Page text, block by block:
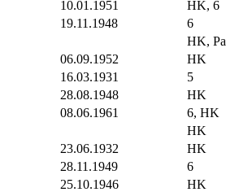
10.01.1951
HK, 6
19.11.1948
6
HK,
06.09.1952
HK
16.03.1931
5
28.08.1948
HK
08.06.1961
6, HK
HK
23.06.1932
HK
28.11.1949
6
25.10.1946
HK